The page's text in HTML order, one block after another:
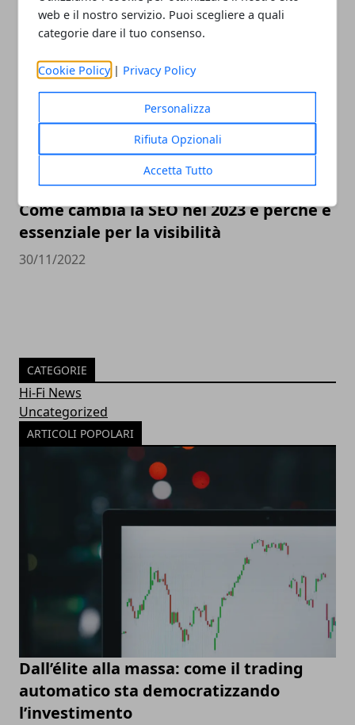
web e il nostro servizio. Puoi scegliere a quali
categorie dare il tuo consenso.
Cookie Policy | Privacy Policy
Personalizza
Rifiuta Opzionali
Accetta Tutto
scegliere il miglior compro Rolex online
23/05/2023
Come cambia la SEO nel 2023 e perché è
essenziale per la visibilità
30/11/2022
CATEGORIE
Hi-Fi News
Uncategorized
ARTICOLI POPOLARI
Dall’élite alla massa: come il trading
automatico sta democratizzando
l’investimento